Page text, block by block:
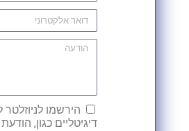
הירשמו
דיגיטליים כגון,